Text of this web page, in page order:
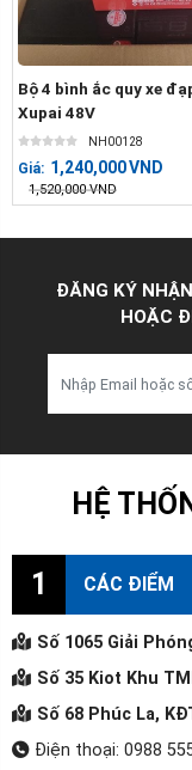
Bộ 4 bình ắc quy xe
Xupai 48V
NH00128
Giá: 1,240,000VND
1,520,000 VND
ĐĂNG KÝ
HOẶC
HỆ
1 CÁC ĐIỂM
Số 1065 Giải
Số 35 Kiot Khu
Số 68 Phúc La,
Điện thoại: 0988